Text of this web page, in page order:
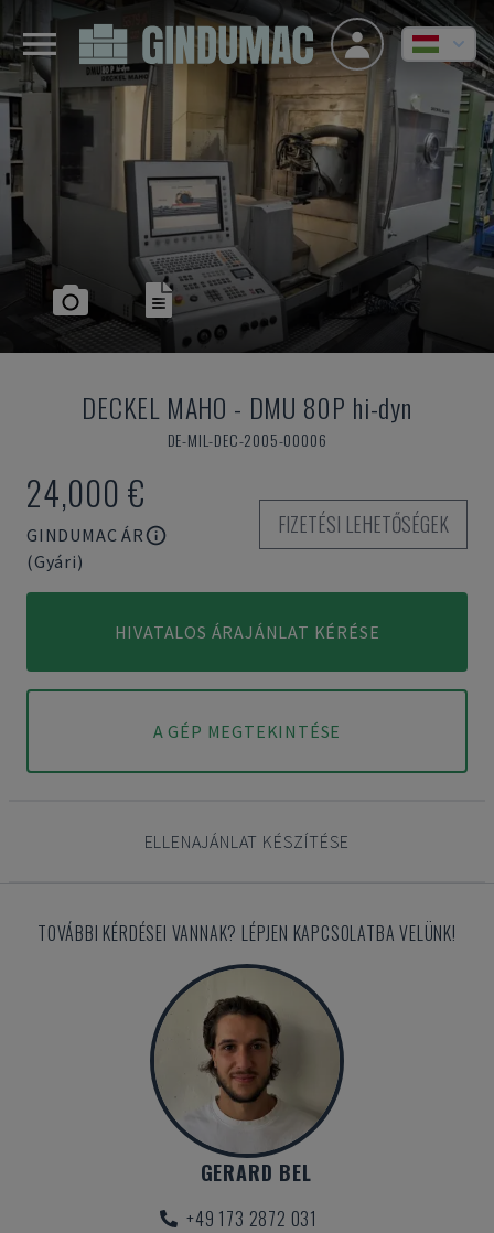
DECKEL MAHO - DMU 80P hi-dyn
DE-MIL-DEC-2005-00006
24,000 €
GINDUMAC ÁR
(Gyári)
FIZETÉSI LEHETŐSÉGEK
HIVATALOS ÁRAJÁNLAT KÉRÉSE
A GÉP MEGTEKINTÉSE
ELLENAJÁNLAT KÉSZÍTÉSE
TOVÁBBI KÉRDÉSEI VANNAK? LÉPJEN KAPCSOLATBA VELÜNK!
GERARD BEL
+49 173 2872 031